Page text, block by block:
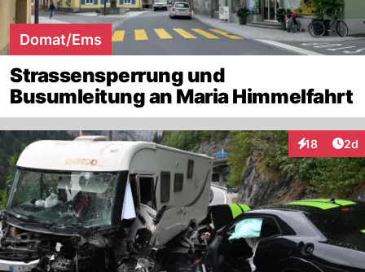
Domat/Ems
Strassensperrung und
Busumleitung an Maria Himmelfahrt
18
Interaktionen
2d